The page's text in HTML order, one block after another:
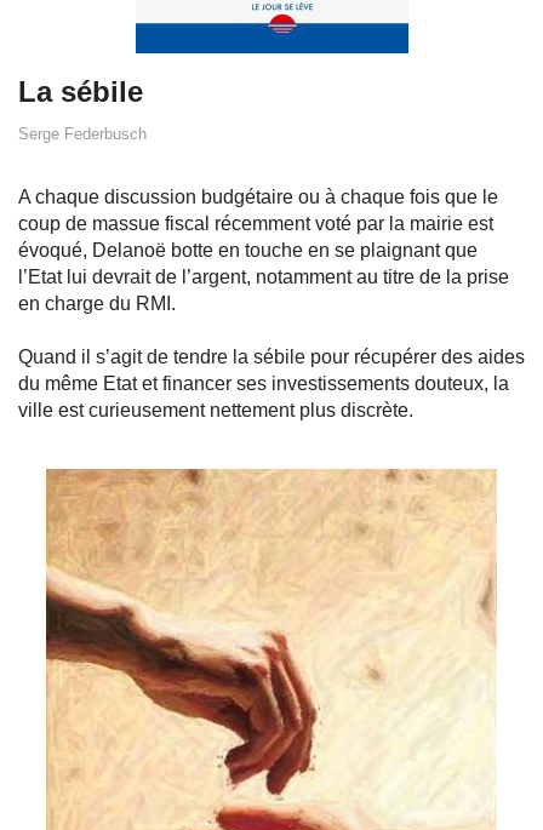
La sébile
Serge Federbusch
A chaque discussion budgétaire ou à chaque fois que le
coup de massue fiscal récemment voté par la mairie est
évoqué, Delanoë botte en touche en se plaignant que
l’Etat lui devrait de l’argent, notamment au titre de la prise
en charge du RMI.
Quand il s’agit de tendre la sébile pour récupérer des aides
du même Etat et financer ses investissements douteux, la
ville est curieusement nettement plus discrète.